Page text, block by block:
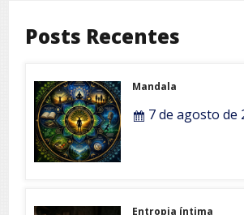
Posts Recentes
Mandala
7 de agosto de
Entropia íntima